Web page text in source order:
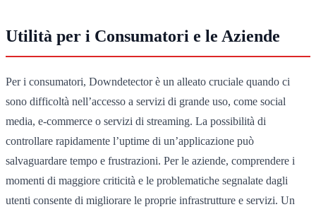
Utilità per i Consumatori e le Aziende
Per i consumatori, Downdetector è un alleato cruciale quando ci
sono difficoltà nell’accesso a servizi di grande uso, come social
media, e-commerce o servizi di streaming. La possibilità di
controllare rapidamente l’uptime di un’applicazione può
salvaguardare tempo e frustrazioni. Per le aziende, comprendere i
momenti di maggiore criticità e le problematiche segnalate dagli
utenti consente di migliorare le proprie infrastrutture e servizi. Un